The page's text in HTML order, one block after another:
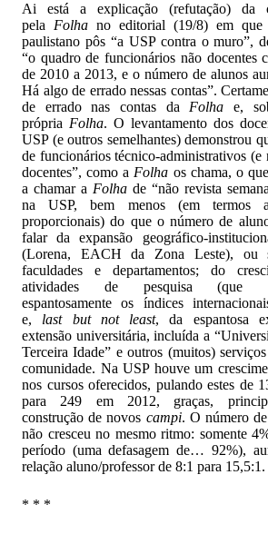
Ai está a explicação (refutação) da
pela Folha no editorial (19/8) em que
paulistano pôs “a USP contra o muro”,
“o quadro de funcionários não docentes
de 2010 a 2013, e o número de alunos
Há algo de errado nessas contas”.
de errado nas contas da Folha e,
própria Folha. O levantamento dos
USP (e outros semelhantes) demonstrou
de funcionários técnico-administrativos (e
docentes”, como a Folha os chama, o
a chamar a Folha de “não revista
na USP, bem menos (em termos
proporcionais) do que o número de
falar da expansão geográfico-
(Lorena, EACH da Zona Leste), ou
faculdades e departamentos; do
atividades de pesquisa (que
espantosamente os índices
e, last but not least, da espantosa
extensão universitária, incluída a
Terceira Idade” e outros (muitos)
comunidade. Na USP houve um
nos cursos oferecidos, pulando estes de
para 249 em 2012, graças,
construção de novos campi. O número
não cresceu no mesmo ritmo: somente
período (uma defasagem de… 92%),
relação aluno/professor de 8:1 para 15,5:1.
* * *